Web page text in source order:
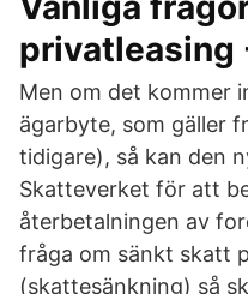
privatleasing
Men om det kommer
ägarbyte, som gäller
tidigare), så kan den
Skatteverket för att
återbetalningen av
fråga om sänkt skatt
(skattesänkning) så